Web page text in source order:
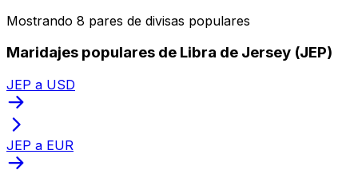
Mostrando 8 pares de divisas populares
Maridajes populares de Libra de Jersey (JEP)
JEP a USD
JEP a EUR